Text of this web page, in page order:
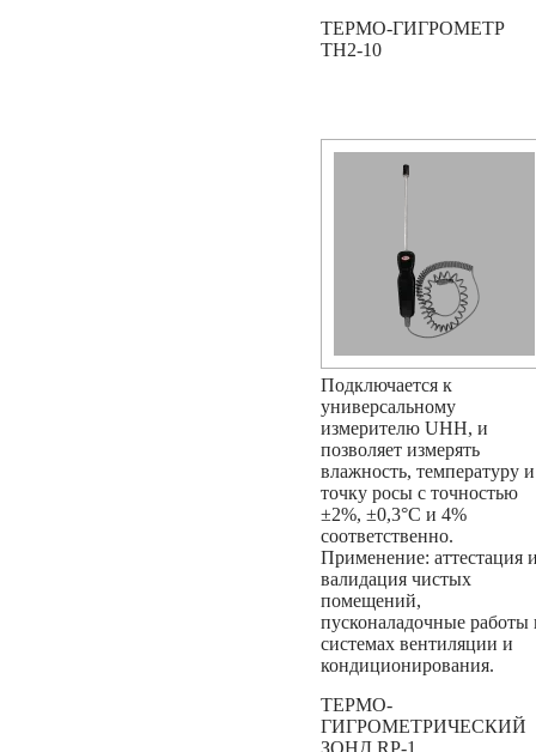
ТЕРМО-ГИГРОМЕТР
TH2-10
Подключается к
универсальному
измерителю UHH, и
позволяет измерять
влажность, температуру и
точку росы с точностью
±2%, ±0,3°С и 4%
соответственно.
Применение: аттестация
валидация чистых
помещений,
пусконаладочные работы
системах вентиляции и
кондиционирования.
ТЕРМО-
ГИГРОМЕТРИЧЕСКИЙ
ЗОНД RP-1